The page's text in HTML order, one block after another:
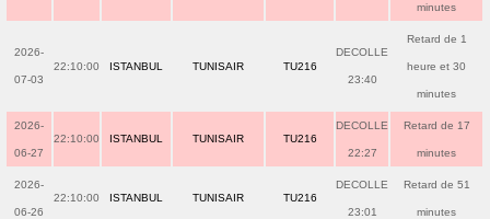
minutes
2026-
07-03
22:10:00 ISTANBUL TUNISAIR TU216
DECOLLE
23:40
Retard de 1
heure et 30
minutes
2026-
06-27
22:10:00 ISTANBUL TUNISAIR TU216
DECOLLE
22:27
Retard de 17
minutes
2026-
06-26
22:10:00 ISTANBUL TUNISAIR TU216
DECOLLE
23:01
Retard de 51
minutes